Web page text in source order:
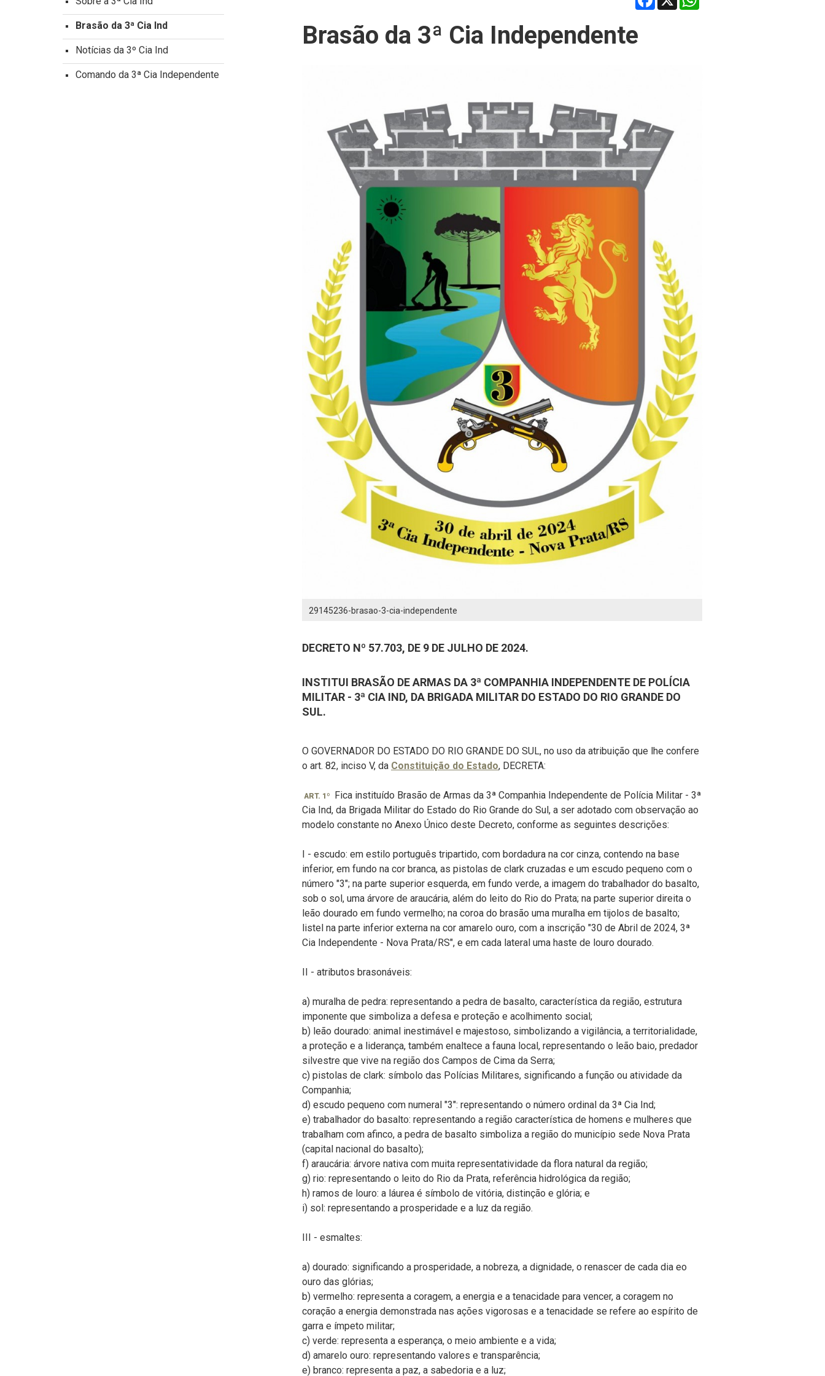
Brasão da 3ª Cia Independente
29145236-brasao-3-cia-independente
DECRETO Nº 57.703, DE 9 DE JULHO DE 2024.
INSTITUI BRASÃO DE ARMAS DA 3ª COMPANHIA INDEPENDENTE DE POLÍCIA
MILITAR - 3ª CIA IND, DA BRIGADA MILITAR DO ESTADO DO RIO GRANDE DO
SUL.
O GOVERNADOR DO ESTADO DO RIO GRANDE DO SUL, no uso da atribuição que lhe confere
o art. 82, inciso V, da Constituição do Estado, DECRETA:
ART. 1º
Fica instituído Brasão de Armas da 3ª Companhia Independente de Polícia Militar - 3ª
Cia Ind, da Brigada Militar do Estado do Rio Grande do Sul, a ser adotado com observação ao
modelo constante no Anexo Único deste Decreto, conforme as seguintes descrições:
I - escudo: em estilo português tripartido, com bordadura na cor cinza, contendo na base
inferior, em fundo na cor branca, as pistolas de clark cruzadas e um escudo pequeno com o
número "3"; na parte superior esquerda, em fundo verde, a imagem do trabalhador do basalto,
sob o sol, uma árvore de araucária, além do leito do Rio do Prata; na parte superior direita o
leão dourado em fundo vermelho; na coroa do brasão uma muralha em tijolos de basalto;
listel na parte inferior externa na cor amarelo ouro, com a inscrição "30 de Abril de 2024, 3ª
Cia Independente - Nova Prata/RS", e em cada lateral uma haste de louro dourado.
II - atributos brasonáveis:
a) muralha de pedra: representando a pedra de basalto, característica da região, estrutura
imponente que simboliza a defesa e proteção e acolhimento social;
b) leão dourado: animal inestimável e majestoso, simbolizando a vigilância, a territorialidade,
a proteção e a liderança, também enaltece a fauna local, representando o leão baio, predador
silvestre que vive na região dos Campos de Cima da Serra;
c) pistolas de clark: símbolo das Polícias Militares, significando a função ou atividade da
Companhia;
d) escudo pequeno com numeral "3": representando o número ordinal da 3ª Cia Ind;
e) trabalhador do basalto: representando a região característica de homens e mulheres que
trabalham com afinco, a pedra de basalto simboliza a região do município sede Nova Prata
(capital nacional do basalto);
f) araucária: árvore nativa com muita representatividade da flora natural da região;
g) rio: representando o leito do Rio da Prata, referência hidrológica da região;
h) ramos de louro: a láurea é símbolo de vitória, distinção e glória; e
i) sol: representando a prosperidade e a luz da região.
III - esmaltes:
a) dourado: significando a prosperidade, a nobreza, a dignidade, o renascer de cada dia eo
ouro das glórias;
b) vermelho: representa a coragem, a energia e a tenacidade para vencer, a coragem no
coração a energia demonstrada nas ações vigorosas e a tenacidade se refere ao espírito de
garra e ímpeto militar;
c) verde: representa a esperança, o meio ambiente e a vida;
d) amarelo ouro: representando valores e transparência;
e) branco: representa a paz, a sabedoria e a luz;
Brasão da 3ª Cia Ind
Notícias da 3º Cia Ind
Comando da 3ª Cia Independente